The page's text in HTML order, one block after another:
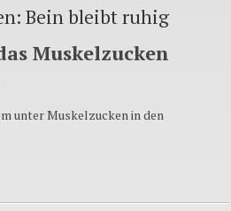
Bein bleibt ruhig
Muskelzucken
unter Muskelzucken in den